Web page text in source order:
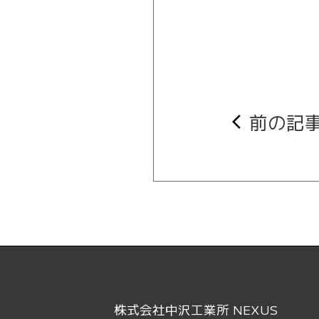
arrow_back_ios 前の記
株式会社中沢工業所 NEXUS